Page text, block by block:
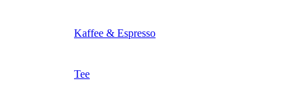
Kaffee & Espresso
Tee